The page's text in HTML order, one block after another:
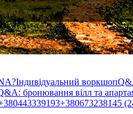
Індивідуальний воркшоп
бронювання вілл та
+380673238145